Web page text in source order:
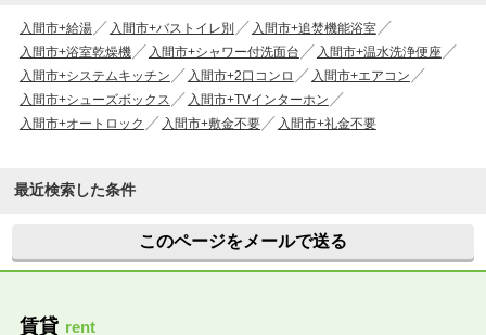
入間市+給湯 入間市+バストイレ別
入間市+追焚機能浴室
入間市+浴室乾燥機
入間市+シャワー付洗面台
入間市+温水洗浄便座
入間市+システムキッチン
入間市+2口コンロ
入間市+エアコン
入間市+シューズボックス
入間市+TVインターホン
入間市+オートロック
入間市+敷金不要 入間市+礼金不要
最近検索した条件
このページをメールで送る
賃貸 rent